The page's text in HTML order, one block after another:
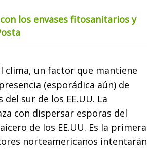
los envases fitosanitarios y
clima, un factor que mantiene
(esporádica aún) de
sur de los EE.UU. La
con dispersar esporas del
de los EE.UU. Es la primera
norteamericanos intentarán